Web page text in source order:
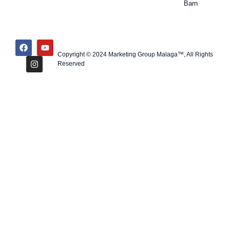
Barn
Copyright © 2024 Marketing Group Malaga™, All Rights
Reserved